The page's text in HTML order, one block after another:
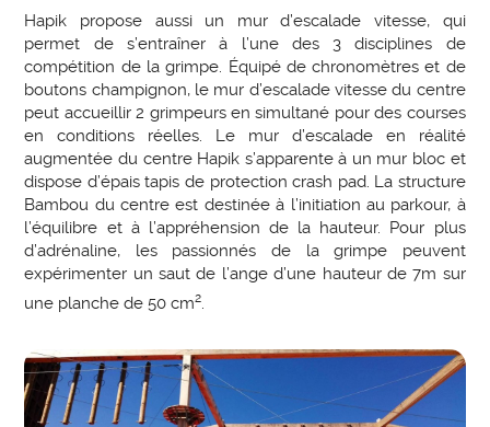
Hapik propose aussi un mur d’escalade vitesse, qui
permet de s’entraîner à l’une des 3 disciplines de
compétition de la grimpe. Équipé de chronomètres et de
boutons champignon, le mur d’escalade vitesse du centre
peut accueillir 2 grimpeurs en simultané pour des courses
en conditions réelles. Le mur d’escalade en réalité
augmentée du centre Hapik s’apparente à un mur bloc et
dispose d’épais tapis de protection crash pad. La structure
Bambou du centre est destinée à l’initiation au parkour, à
l’équilibre et à l’appréhension de la hauteur. Pour plus
d’adrénaline, les passionnés de la grimpe peuvent
expérimenter un saut de l’ange d’une hauteur de 7m sur
une planche de 50 cm2.